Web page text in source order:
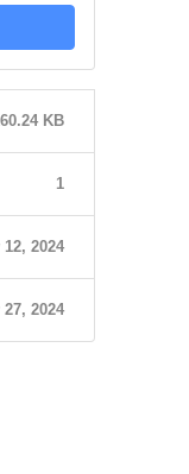
KB
1
2024
2024